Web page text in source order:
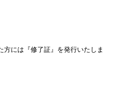
には『修了証』を発行いたしま